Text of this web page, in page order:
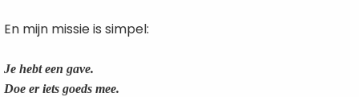
En mijn missie is simpel:
Je hebt een gave.
Doe er iets goeds mee.